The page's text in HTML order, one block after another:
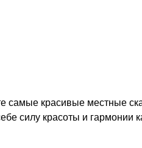
красивые местные
силу красоты и гармонии